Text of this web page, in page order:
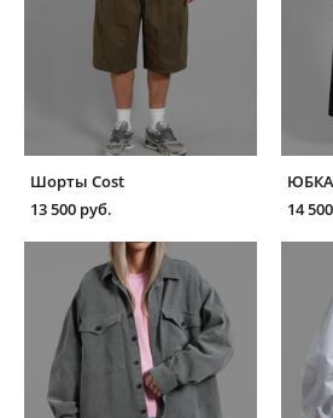
Шорты Cost
13 500 pуб.
ЮБКА
14